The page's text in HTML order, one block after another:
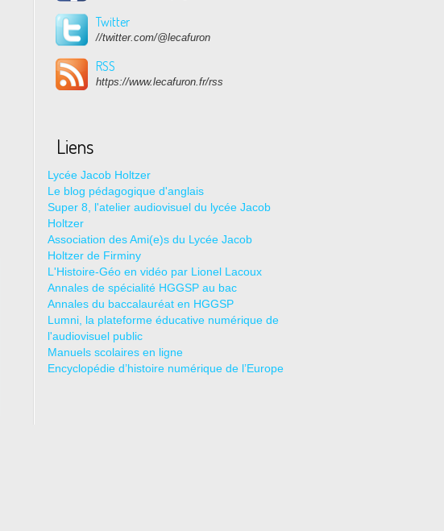
Twitter
//twitter.com/@lecafuron
RSS
https://www.lecafuron.fr/rss
Liens
Lycée Jacob Holtzer
Le blog pédagogique d'anglais
Super 8, l'atelier audiovisuel du lycée Jacob
Holtzer
Association des Ami(e)s du Lycée Jacob
Holtzer de Firminy
L'Histoire-Géo en vidéo par Lionel Lacoux
Annales de spécialité HGGSP au bac
Annales du baccalauréat en HGGSP
Lumni, la plateforme éducative numérique de
l'audiovisuel public
Manuels scolaires en ligne
Encyclopédie d’histoire numérique de l’Europe